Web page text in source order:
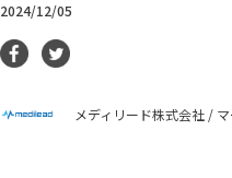
2024/12/05
メディリード株式会社 /